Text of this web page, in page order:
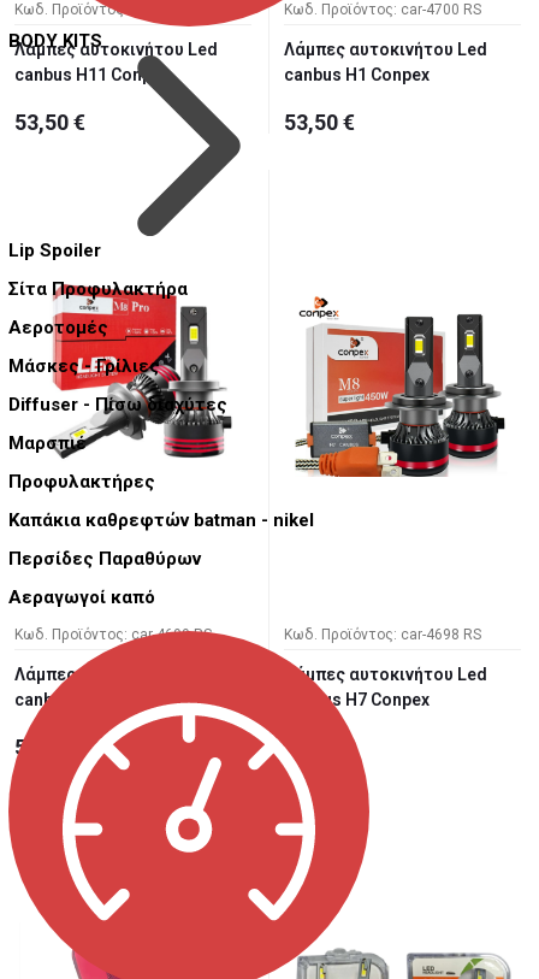
BODY KITS
Lip Spoiler
Σίτα Προφυλακτήρα
Αεροτομές
Μάσκες - Γρίλιες
Diffuser - Πίσω διαχύτες
Μαρσπιέ
Προφυλακτήρες
Καπάκια καθρεφτών batman - nikel
Περσίδες Παραθύρων
Αεραγωγοί καπό
Κωδ. Προϊόντος: car-4701 RS
Λάμπες αυτοκινήτου Led
canbus H11 Conpex
53,50 €
Κωδ. Προϊόντος: car-4700 RS
Λάμπες αυτοκινήτου Led
canbus H1 Conpex
53,50 €
Κωδ. Προϊόντος: car-4699 RS
Λάμπες αυτοκινήτου Led
canbus H4 Conpex
55,00 €
Κωδ. Προϊόντος: car-4698 RS
Λάμπες αυτοκινήτου Led
canbus H7 Conpex
53,50 €